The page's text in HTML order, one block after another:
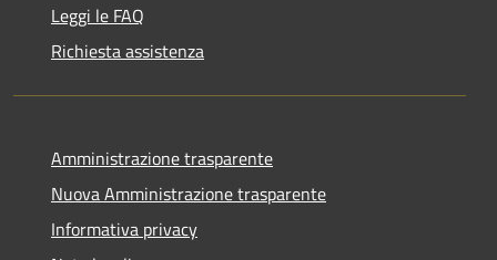
Leggi le FAQ
Richiesta assistenza
Amministrazione trasparente
Nuova Amministrazione trasparente
Informativa privacy